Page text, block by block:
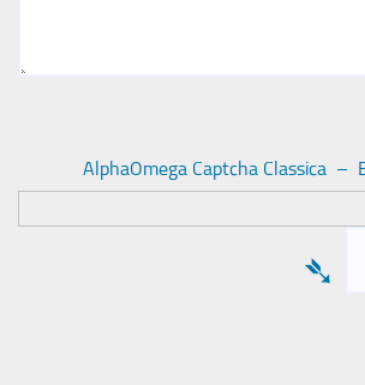
AlphaOmega Captcha Classica –
➴